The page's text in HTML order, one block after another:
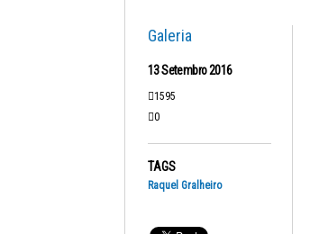
Galeria
13 Setembro 2016
1595
0
TAGS
Raquel Gralheiro